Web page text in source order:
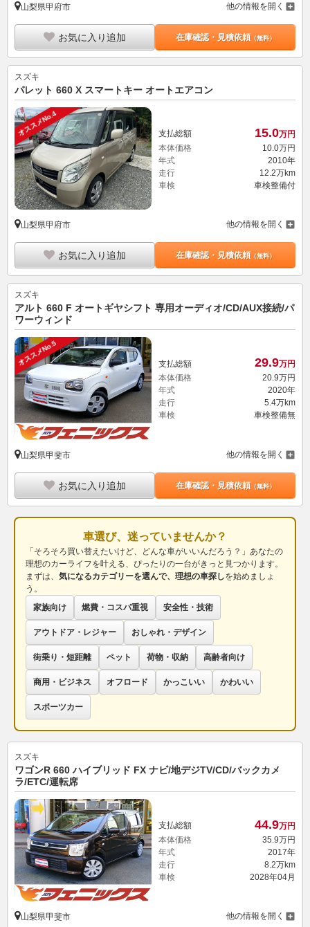
山梨県甲府市 他の情報を開く
お気に入り追加 在庫確認・見積依頼（無料）
スズキ
パレット 660 X スマートキー オートエアコン
オススメNo.4 支払総額 15.0万円
本体価格
10. 0万円
年式
2010年
走行
12.2万km
車検
車検整備付
山梨県甲府市 他の情報を開く
お気に入り追加 在庫確認・見積依頼（無料）
スズキ
アルト 660 F オートギヤシフト 専用オーディオ/CD/AUX接続/パ
ワーウィンド
オススメNo.5 支払総額 29.9万円
本体価格
20.9万円
年式
2020年
走行
5.4万km
車検
車検整備無
山梨県甲斐市 他の情報を開く
お気に入り追加 在庫確認・見積依頼（無料）
車選び、迷っていませんか？
「そろそろ買い替えたいけど、どんな車がいいんだろう？」あなたの
理想のカーライフを叶える、ぴったりの一台がきっと見つかります。
まずは、 気になるカテゴリーを選んで、理想の車探しを始めましょ
う。
家族向け
燃費・コスパ重視 安全性・技術
アウトドア・レジャー おしゃれ・デザイン
街乗り・短距離 ペット 荷物・収納 高齢者向け
商用・ビジネス オフロード かっこいい かわいい
スポーツカー
スズキ
ワゴンR 660 ハイブリッド FX ナビ/地デジTV/CD/バックカメ
ラ/ETC/運転席
支払総額 44.9万円
本体価格
35. 9万円
年式
2017年
走行
8.2万km
車検
2028年04月
山梨県甲斐市 他の情報を開く